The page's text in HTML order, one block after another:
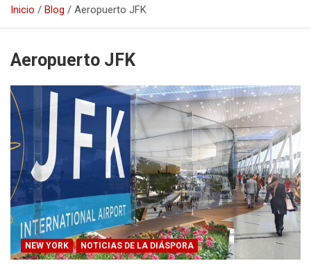
Inicio Blog Aeropuerto JFK
Aeropuerto JFK
NEW YORK NOTICIAS DE LA DIÁSPORA